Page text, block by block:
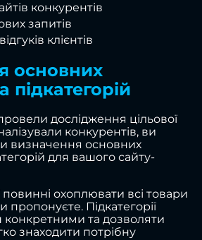
конкурентів
запитів
клієнтів
основних
підкатегорій
дослідження цільової
конкурентів, ви
визначення основних
для вашого сайту-
повинні охоплювати всі товари
пропонуєте. Підкатегорії
конкретними та дозволяти
знаходити потрібну